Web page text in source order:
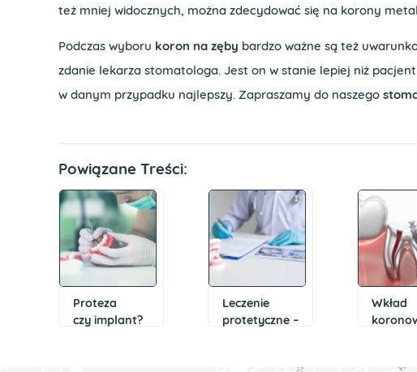
też mniej widocznych, można zdecydować się na korony
Podczas wyboru koron na zęby bardzo ważne są też
zdanie lekarza stomatologa. Jest on w stanie lepiej niż
w danym przypadku najlepszy. Zapraszamy do naszego
Powiązane Treści:
Proteza
czy implant?
Leczenie
protetyczne –
Wkład